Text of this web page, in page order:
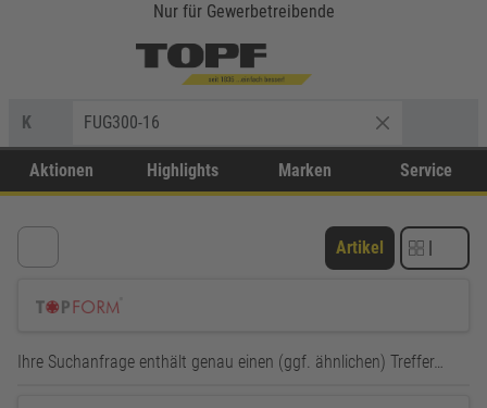
Nur für Gewerbetreibende
K FUG300-16
Aktionen Highlights Marken Service
Artikel |
Ihre Suchanfrage enthält genau einen (ggf. ähnlichen) Treffer…